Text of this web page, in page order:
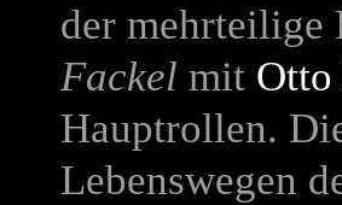
der
Fackel mit
Hauptrollen.
Lebenswegen